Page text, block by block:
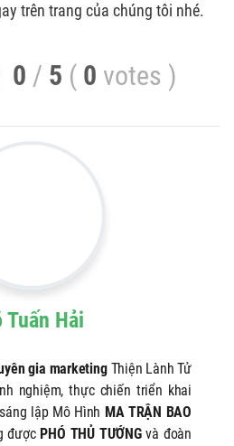
trên trang của chúng tôi nhé.
0 / 5 ( 0 votes )
Tuấn Hải
gia marketingThiện Lành Tử
nghiệm, thực chiến triển khai
lập Mô Hình MA TRẬN BAO
được PHÓ THỦ TƯỚNGvà đoàn